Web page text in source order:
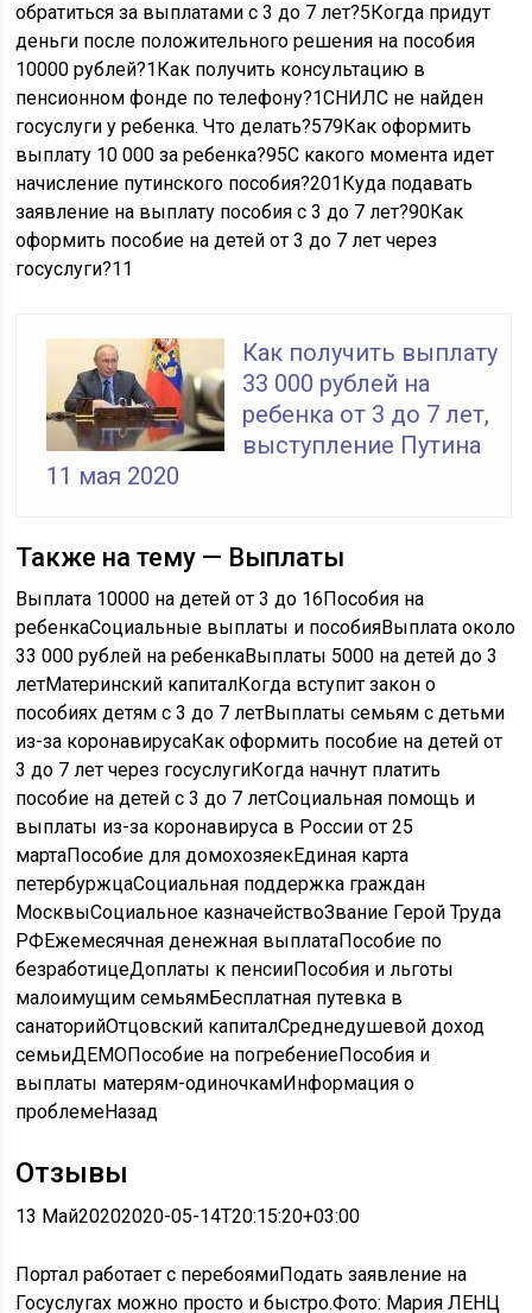
обратиться за выплатами с 3 до 7 лет?5Когда придут
деньги после положительного решения на пособия
10000 рублей?1Как получить консультацию в
пенсионном фонде по телефону?1СНИЛС не найден
госуслуги у ребенка. Что делать?579Как оформить
выплату 10 000 за ребенка?95С какого момента идет
начисление путинского пособия?201Куда подавать
заявление на выплату пособия с 3 до 7 лет?90Как
оформить пособие на детей от 3 до 7 лет через
госуслуги?11
Как получить выплату
33 000 рублей на
ребенка от 3 до 7 лет,
выступление Путина
11 мая 2020
Также на тему — Выплаты
Выплата 10000 на детей от 3 до 16Пособия на
ребенкаСоциальные выплаты и пособияВыплата около
33 000 рублей на ребенкаВыплаты 5000 на детей до 3
летМатеринский капиталКогда вступит закон о
пособиях детям с 3 до 7 летВыплаты семьям с детьми
из-за коронавирусаКак оформить пособие на детей от
3 до 7 лет через госуслугиКогда начнут платить
пособие на детей с 3 до 7 летСоциальная помощь и
выплаты из-за коронавируса в России от 25
мартаПособие для домохозяекЕдиная карта
петербуржцаСоциальная поддержка граждан
МосквыСоциальное казначействоЗвание Герой Труда
РФЕжемесячная денежная выплатаПособие по
безработицеДоплаты к пенсииПособия и льготы
малоимущим семьямБесплатная путевка в
санаторийОтцовский капиталСреднедушевой доход
семьиДЕМОПособие на погребениеПособия и
выплаты матерям-одиночкамИнформация о
проблемеНазад
Отзывы
13 Май20202020-05-14T20:15:20+03:00
Портал работает с перебоямиПодать заявление на
Госуслугах можно просто и быстро.Фото: Мария ЛЕНЦ